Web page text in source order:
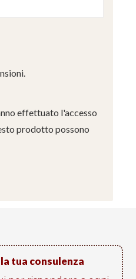
effettuato l'accesso
prodotto possono
tua consulenza